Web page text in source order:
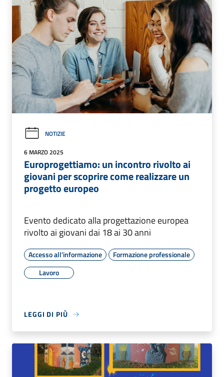
NOTIZIE
6 MARZO 2025
Europrogettiamo: un incontro rivolto ai
giovani per scoprire come realizzare un
progetto europeo
Evento dedicato alla progettazione europea
rivolto ai giovani dai 18 ai 30 anni
Accesso all'informazione
Formazione professionale
Lavoro
LEGGI DI PIÙ